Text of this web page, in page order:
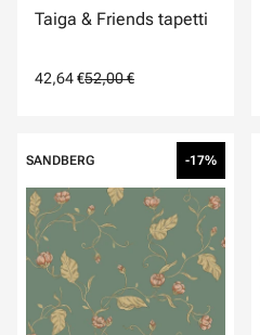
Taiga & Friends tapetti
42,64 €52,00 €
SANDBERG -17%